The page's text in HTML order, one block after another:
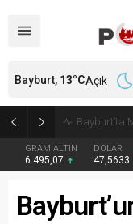
Bayburt’ta
GRAM ALTIN
6.495,07
DOLAR
47,5633
Bayburt, 13°CAçık